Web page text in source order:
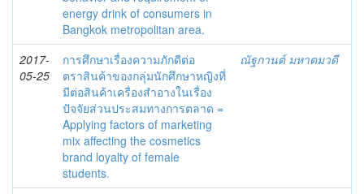
energy drink of consumers in
Bangkok metropolitan area.
2017-
05-25
การศึกษาเรื่องความภักดีต่อ
ตราสินค้าของกลุ่มนักศึกษาหญิงที่
มีต่อสินค้าเครื่องสำอางในเรื่อง
ปัจจัยส่วนประสมทางการตลาด =
Applying factors of marketing
mix affecting the cosmetics
brand loyalty of female
students.
ณัฐกานต์ มหาตมวดี